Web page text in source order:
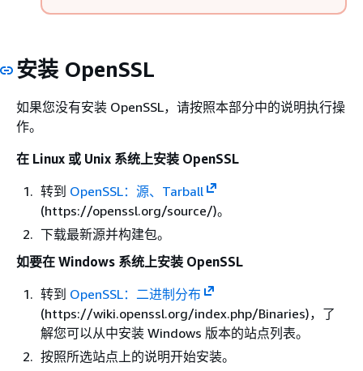
安装 OpenSSL
如果您没有安装 OpenSSL，请按照本部分中的说明执行操
作。
在 Linux 或 Unix 系统上安装 OpenSSL
转到 OpenSSL：源、Tarball
(https://openssl.org/source/)。
下载最新源并构建包。
如要在 Windows 系统上安装 OpenSSL
转到 OpenSSL：二进制分布
(https://wiki.openssl.org/index.php/Binaries)，了
解您可以从中安装 Windows 版本的站点列表。
按照所选站点上的说明开始安装。